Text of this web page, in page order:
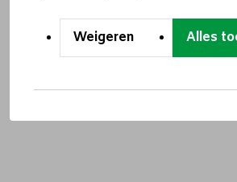
Weigeren Alles